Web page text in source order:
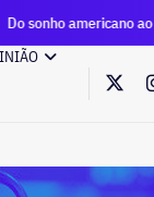
ao cargo